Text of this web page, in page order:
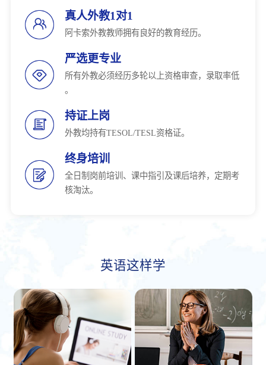
真人外教1对1
阿卡索外教教师拥有良好的教育经历。
严选更专业
所有外教必须经历多轮以上资格审查，录取率低
。
持证上岗
外教均持有TESOL/TESL资格证。
终身培训
全日制岗前培训、课中指引及课后培养，定期考
核淘汰。
英语这样学